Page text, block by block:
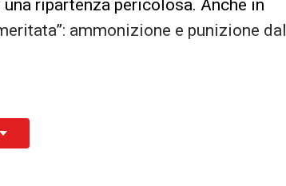
ripartenza pericolosa. Anche in
ammonizione e punizione dal
Sottil